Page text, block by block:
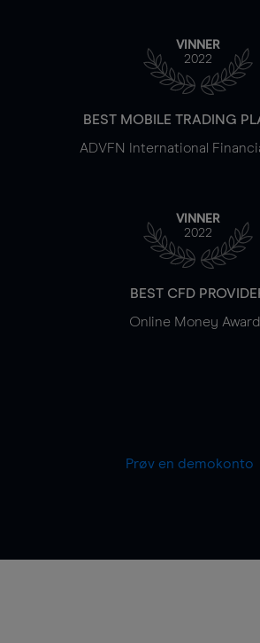
VINNER
2022
BEST MOBILE TRADING
ADVFN International
VINNER
2022
BEST CFD
Online Money
Prøv en demokonto